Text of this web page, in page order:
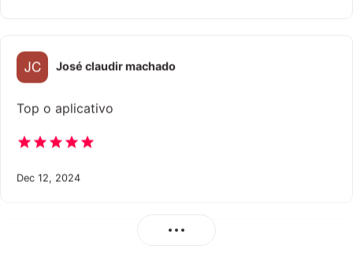
José claudir machado
Top o aplicativo
Dec 12, 2024